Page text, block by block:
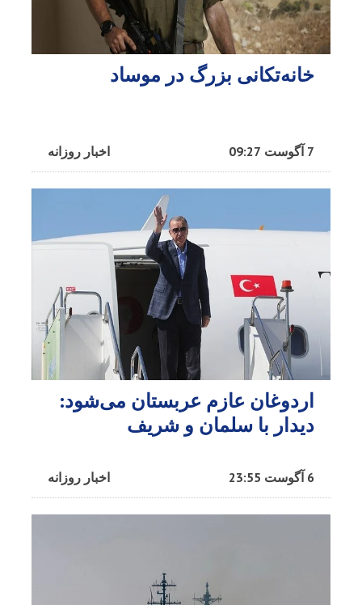
خانه‌تکانی بزرگ در موساد
اخبار روزانه 7 آگوست 09:27
اردوغان عازم عربستان می‌شود:
دیدار با سلمان و شریف
اخبار روزانه 6 آگوست 23:55